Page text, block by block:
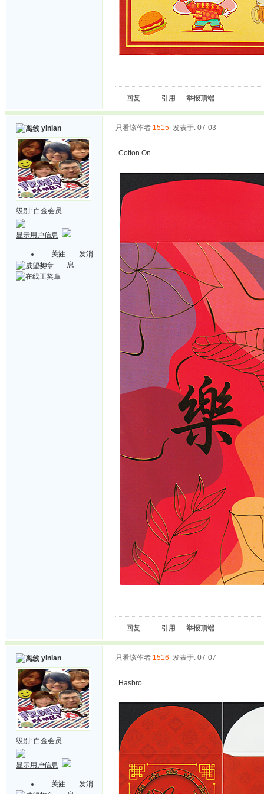
回复 引用 举报顶端
yinlan
级别: 白金会员
显示用户信息
关注
Ta
发消
息
只看该作者 1515 发表于: 07-03
Cotton On
回复 引用 举报顶端
yinlan
级别: 白金会员
显示用户信息
关注
发消
只看该作者 1516 发表于: 07-07
Hasbro